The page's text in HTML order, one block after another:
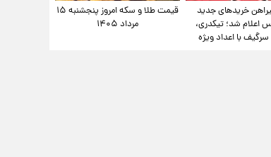
خریدهای جدید
اعلام شد؛ تیکدری،
با اعداد ویژه
قیمت طلا و سکه امروز پنجشنبه ۱۵
مرداد ۱۴۰۵